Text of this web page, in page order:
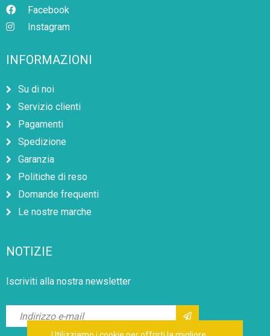
Facebook
Instagram
INFORMAZIONI
Su di noi
Servizio clienti
Pagamenti
Spedizione
Garanzia
Politiche di reso
Domande frequenti
Le nostre marche
NOTIZIE
Iscriviti alla nostra newsletter